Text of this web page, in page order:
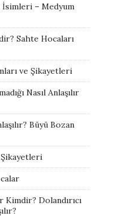
İsimleri – Medyum
Sahte Hocaları
ve Şikayetleri
Nasıl Anlaşılır
Büyü Bozan
Dolandırıcı